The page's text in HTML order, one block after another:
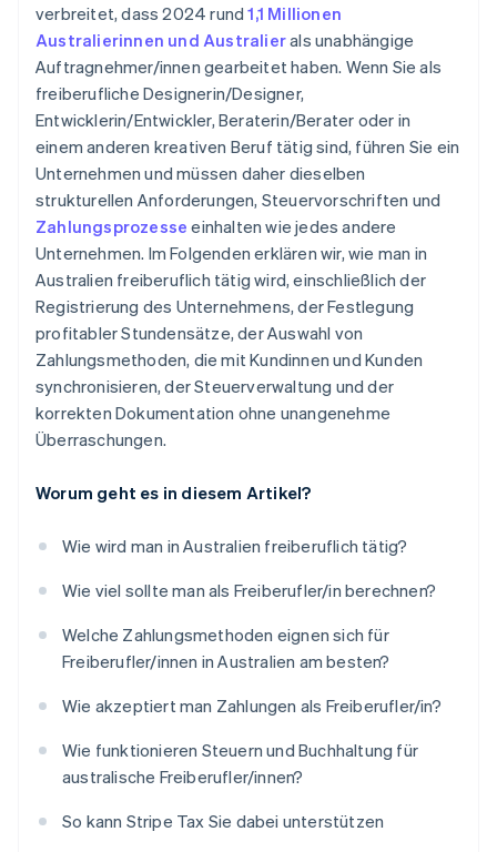
verbreitet, dass 2024 rund1,1 Millionen
Australierinnen und Australierals unabhängige
Auftragnehmer/innen gearbeitet haben. Wenn Sie als
freiberufliche Designerin/Designer,
Entwicklerin/Entwickler, Beraterin/Berater oder in
einem anderen kreativen Beruf tätig sind, führen Sie ein
Unternehmen und müssen daher dieselben
strukturellen Anforderungen, Steuervorschriften und
Zahlungsprozesse einhalten wie jedes andere
Unternehmen. Im Folgenden erklären wir, wie man in
Australien freiberuflich tätig wird, einschließlich der
Registrierung des Unternehmens, der Festlegung
profitabler Stundensätze, der Auswahl von
Zahlungsmethoden, die mit Kundinnen und Kunden
synchronisieren, der Steuerverwaltung und der
korrekten Dokumentation ohne unangenehme
Überraschungen.
Worum geht es in diesem Artikel?
Wie wird man in Australien freiberuflich tätig?
Wie viel sollte man als Freiberufler/in berechnen?
Welche Zahlungsmethoden eignen sich für
Freiberufler/innen in Australien am besten?
Wie akzeptiert man Zahlungen als Freiberufler/in?
Wie funktionieren Steuern und Buchhaltung für
australische Freiberufler/innen?
So kann Stripe Tax Sie dabei unterstützen